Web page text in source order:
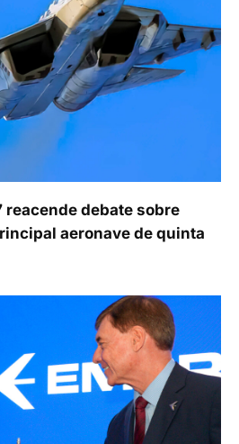
reacende debate sobre
aeronave de quinta